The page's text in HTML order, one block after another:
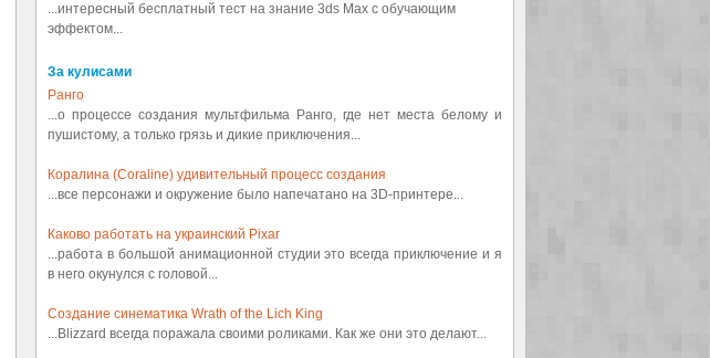
...интересный бесплатный тест на знание 3ds Max с обучающим
эффектом...
За кулисами
Ранго
...о процессе создания мультфильма Ранго, где нет места белому и
пушистому, а только грязь и дикие приключения...
Коралина (Coraline) удивительный процесс создания
...все персонажи и окружение было напечатано на 3D-принтере...
Каково работать на украинский Pixar
...работа в большой анимационной студии это всегда приключение и я
в него окунулся с головой...
Создание синематика Wrath of the Lich King
...Blizzard всегда поражала своими роликами. Как же они это делают...